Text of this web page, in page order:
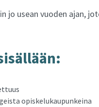
usean vuoden ajan,
opiskelukaupunkeina